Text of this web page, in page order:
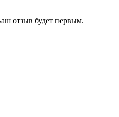
отзыв будет первым.